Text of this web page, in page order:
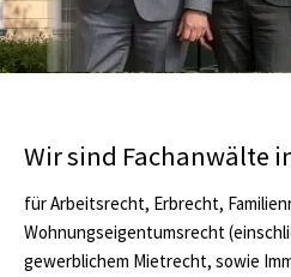
Wir sind Fachanwälte
für Arbeitsrecht, Erbrecht,
Wohnungseigentumsrecht
gewerblichem Mietrecht, sowie